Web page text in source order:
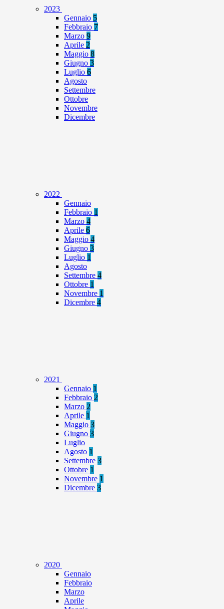
2023
Gennaio 5
Febbraio 7
Marzo 9
Aprile 2
Maggio 8
Giugno 3
Luglio 6
Agosto
Settembre
Ottobre
Novembre
Dicembre
2022
Gennaio
Febbraio 1
Marzo 4
Aprile 6
Maggio 4
Giugno 3
Luglio 1
Agosto
Settembre 4
Ottobre 1
Novembre 1
Dicembre 4
2021
Gennaio 1
Febbraio 2
Marzo 2
Aprile 1
Maggio 3
Giugno 3
Luglio
Agosto 1
Settembre 3
Ottobre 1
Novembre 1
Dicembre 3
2020
Gennaio
Febbraio
Marzo
Aprile